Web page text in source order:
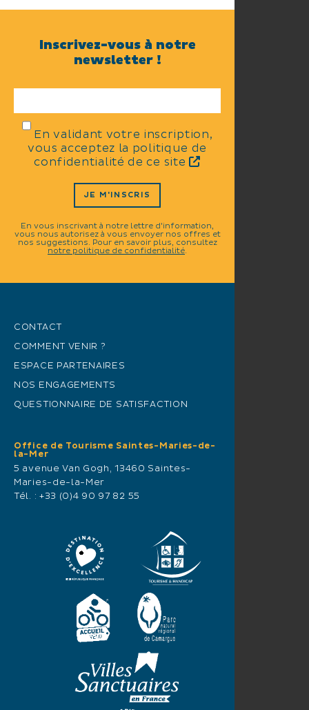
Inscrivez-vous à notre
newsletter !
En validant votre inscription,
vous acceptez la politique de
confidentialité de ce site
JE M'INSCRIS
En vous inscrivant à notre lettre d'information,
vous nous autorisez à vous envoyer nos offres et
nos suggestions. Pour en savoir plus, consultez
notre politique de confidentialité.
CONTACT
COMMENT VENIR ?
ESPACE PARTENAIRES
NOS ENGAGEMENTS
QUESTIONNAIRE DE SATISFACTION
Office de Tourisme Saintes-Maries-de-
la-Mer
5 avenue Van Gogh, 13460 Saintes-
Maries-de-la-Mer
Tél. : +33 (0)4 90 97 82 55